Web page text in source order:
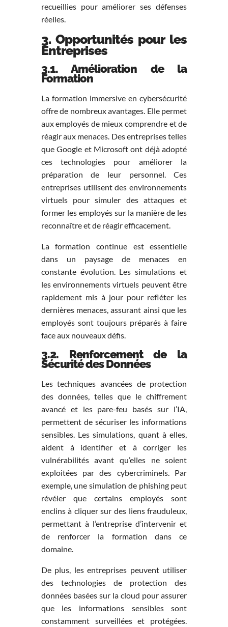
recueillies pour améliorer ses défenses
réelles.
3. Opportunités pour les
Entreprises
3.1. Amélioration de la
Formation
La formation immersive en cybersécurité
offre de nombreux avantages. Elle permet
aux employés de mieux comprendre et de
réagir aux menaces. Des entreprises telles
que Google et Microsoft ont déjà adopté
ces technologies pour améliorer la
préparation de leur personnel. Ces
entreprises utilisent des environnements
virtuels pour simuler des attaques et
former les employés sur la manière de les
reconnaître et de réagir efficacement.
La formation continue est essentielle
dans un paysage de menaces en
constante évolution. Les simulations et
les environnements virtuels peuvent être
rapidement mis à jour pour refléter les
dernières menaces, assurant ainsi que les
employés sont toujours préparés à faire
face aux nouveaux défis.
3.2. Renforcement de la
Sécurité des Données
Les techniques avancées de protection
des données, telles que le chiffrement
avancé et les pare-feu basés sur l’IA,
permettent de sécuriser les informations
sensibles. Les simulations, quant à elles,
aident à identifier et à corriger les
vulnérabilités avant qu’elles ne soient
exploitées par des cybercriminels. Par
exemple, une simulation de phishing peut
révéler que certains employés sont
enclins à cliquer sur des liens frauduleux,
permettant à l’entreprise d’intervenir et
de renforcer la formation dans ce
domaine.
De plus, les entreprises peuvent utiliser
des technologies de protection des
données basées sur la cloud pour assurer
que les informations sensibles sont
constamment surveillées et protégées.